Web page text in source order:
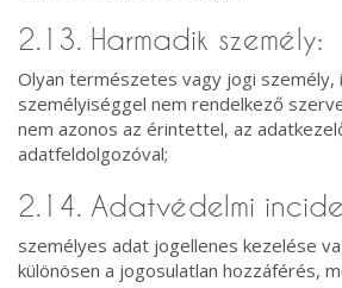
2.13. Harmadik személy:
Olyan természetes vagy jogi személy,
személyiséggel nem rendelkező
nem azonos az érintettel, az
adatfeldolgozóval;
2.14. Adatvédelmi
személyes adat jogellenes kezelése
különösen a jogosulatlan hozzáférés,